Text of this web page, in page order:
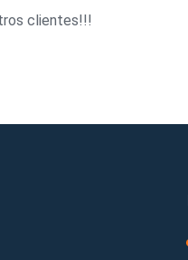
clientes!!!